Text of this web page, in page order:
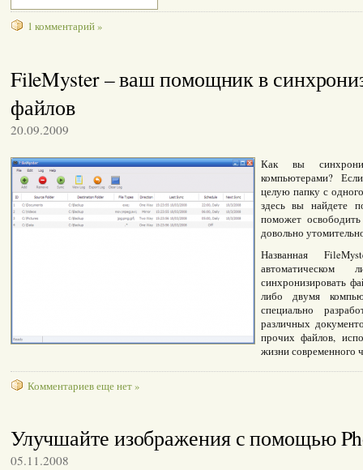
1 комментарий »
FileMyster – ваш помощник в
файлов
20.09.2009
Как вы
компьютерами?
целую папку с
здесь вы найдете
поможет
довольно
Названная
синхронизировать
либо двумя
специально
различных
прочих файлов,
жизни современного
Комментариев еще нет »
Улучшайте изображения с помощью
05.11.2008